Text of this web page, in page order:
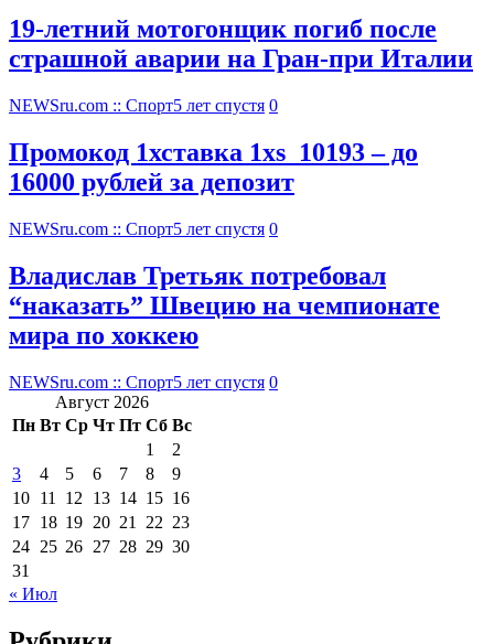
19-летний мотогонщик погиб после
страшной аварии на Гран-при Италии
NEWSru.com :: Спорт5 лет спустя 0
Промокод 1хставка 1xs_10193 – до
16000 рублей за депозит
NEWSru.com :: Спорт5 лет спустя 0
Владислав Третьяк потребовал
“наказать” Швецию на чемпионате
мира по хоккею
NEWSru.com :: Спорт5 лет спустя 0
Август 2026
Пн Вт Ср Чт Пт Сб Вс
1
2
3
4 5 6 7 8
9
10 11 12 13 14 15 16
17 18 19 20 21 22 23
24 25 26 27 28 29 30
31
« Июл